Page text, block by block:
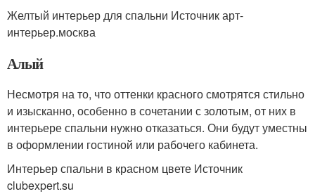
Желтый интерьер для спальни Источник арт-
интерьер.москва
Алый
Несмотря на то, что оттенки красного смотрятся стильно
и изысканно, особенно в сочетании с золотым, от них в
интерьере спальни нужно отказаться. Они будут уместны
в оформлении гостиной или рабочего кабинета.
Интерьер спальни в красном цвете Источник
clubexpert.su